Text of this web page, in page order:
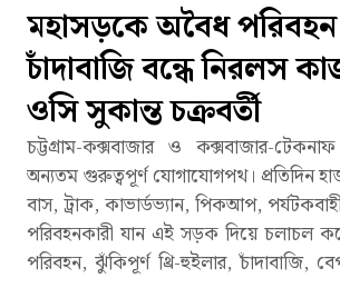
মহাসড়কে অবৈধ
চাঁদাবাজি বন্ধে নিরলস
ওসি সুকান্ত চক্রবর্তী
চট্টগ্রাম-কক্সবাজার ও কক্সবাজার-
অন্যতম গুরুত্বপূর্ণ যোগাযোগপথ। প্রতিদিন
বাস, ট্রাক, কাভার্ডভ্যান, পিকআপ,
পরিবহনকারী যান এই সড়ক দিয়ে চলাচল
পরিবহন, ঝুঁকিপূর্ণ থ্রি-হুইলার, চাঁদাবাজি,